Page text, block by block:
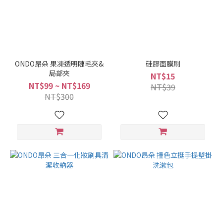
ONDO昂朵 果凍透明睫毛夾&
局部夾
NT$99 ~ NT$169
NT$300
硅膠面膜刷
NT$15
NT$39